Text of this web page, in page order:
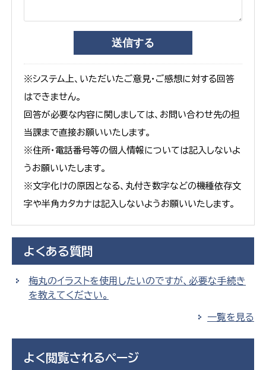
※システム上、いただいたご意見・ご感想に対する回答
はできません。
回答が必要な内容に関しましては、お問い合わせ先の担
当課まで直接お願いいたします。
※住所・電話番号等の個人情報については記入しないよ
うお願いいたします。
※文字化けの原因となる、丸付き数字などの機種依存文
字や半角カタカナは記入しないようお願いいたします。
よくある質問
梅丸のイラストを使用したいのですが、必要な手続き
を教えてください。
一覧を見る
よく閲覧されるページ